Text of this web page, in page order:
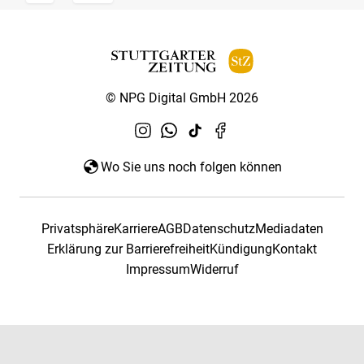
© NPG Digital GmbH 2026
Wo Sie uns noch folgen können
PrivatsphäreKarriereAGBDatenschutzMediadaten
Erklärung zur BarrierefreiheitKündigungKontakt
ImpressumWiderruf